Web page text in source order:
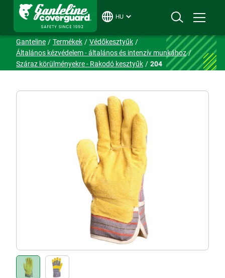
HU
Ganteline Termékek
Védőkesztyűk
Általános kézvédelem - általános és intenzív munkához
Száraz körülményekre - Rakodó kesztyűk
204